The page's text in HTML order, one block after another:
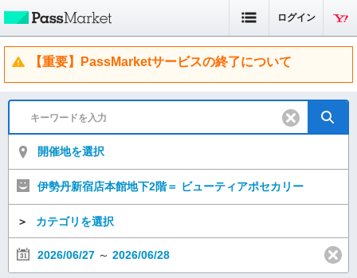
ログイン
【重要】PassMarketサービスの終了について
開催地を選択
伊勢丹新宿店本館地下2階＝ ビューティアポセカリー
＞ カテゴリを選択
2026/06/27 ～ 2026/06/28